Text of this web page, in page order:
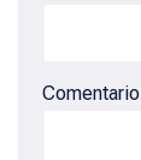
Comentario